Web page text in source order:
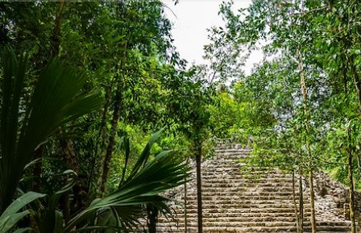
96% de satisfaction 149 avis)
jusqu’à la jungle du Chiapas.
Dans les pas des conquistadors, redécouvrez les cités
disparues, témoins d’une histoire tumultueuse. Une richesse
culturelle et architecturale parmi lesquelles lessites de
Palenque, Chichen Itza, Calakmul ou Tulum, véritables trésors
nichés dans la végétation tropicale.
Incontournables, les trésors du Yucatán et ses forêts de jade.
A travers la jungle, vous partez à la recherche de mystérieux
vestiges isolés dans une végétation luxuriante. Ici, sur
Activité
Autotour Baignade - Snorkeling
Découverte Multi-activités
Randonnée
Régions
Chiapas Yucatan et Caraïbes